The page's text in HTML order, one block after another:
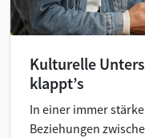
Kulturelle
klappt’s
In einer immer
Beziehungen